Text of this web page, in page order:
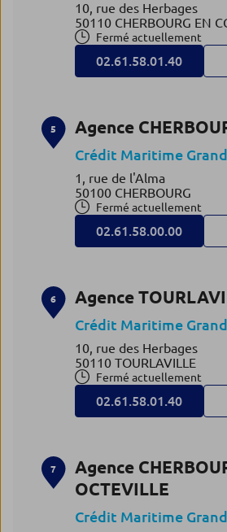
10, rue des Herbages
50110 CHERBOURG EN
Fermé actuellement
02.61.58.01.40
5 Agence
Crédit Maritime
1, rue de l'Alma
50100 CHERBOURG
Fermé actuellement
02.61.58.00.00
6 Agence
Crédit Maritime
10, rue des Herbages
50110 TOURLAVILLE
Fermé actuellement
02.61.58.01.40
7
Agence
OCTEVILLE
Crédit Maritime